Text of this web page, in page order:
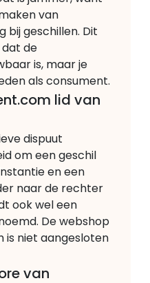
van
bij geschillen. Dit
de
is, maar je
als consument.
lid van
dispuut
om een geschil
en een
naar de rechter
ook wel een
De webshop
niet aangesloten
van